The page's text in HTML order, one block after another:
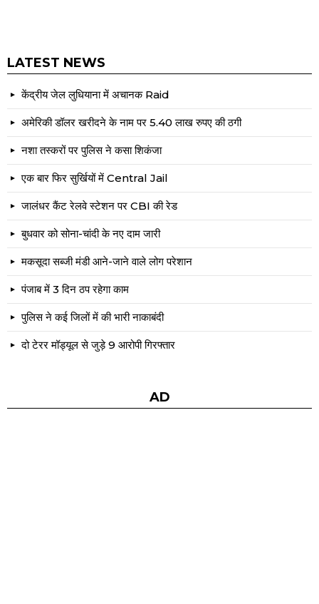
LATEST NEWS
केंद्रीय जेल लुधियाना में अचानक Raid
अमेरिकी डॉलर खरीदने के नाम पर 5.40 लाख रुपए की ठगी
नशा तस्करों पर पुलिस ने कसा शिकंजा
एक बार फिर सुर्खियों में Central Jail
जालंधर कैंट रेलवे स्टेशन पर CBI की रेड
बुधवार को सोना-चांदी के नए दाम जारी
मकसूदा सब्जी मंडी आने-जाने वाले लोग परेशान
पंजाब में 3 दिन ठप रहेगा काम
पुलिस ने कई जिलों में की भारी नाकाबंदी
दो टेरर मॉड्यूल से जुड़े 9 आरोपी गिरफ्तार
AD